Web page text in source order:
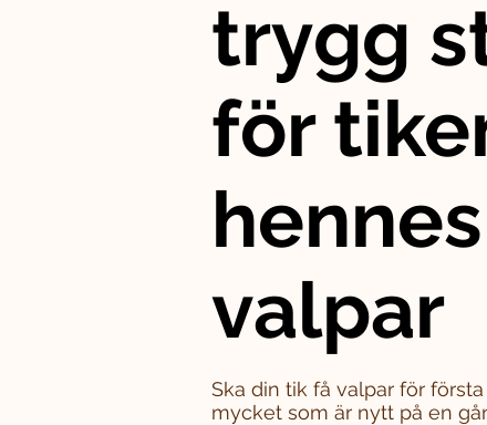
trygg
för
hennes
valpar
Ska din tik få valpar för
mycket som är nytt på en